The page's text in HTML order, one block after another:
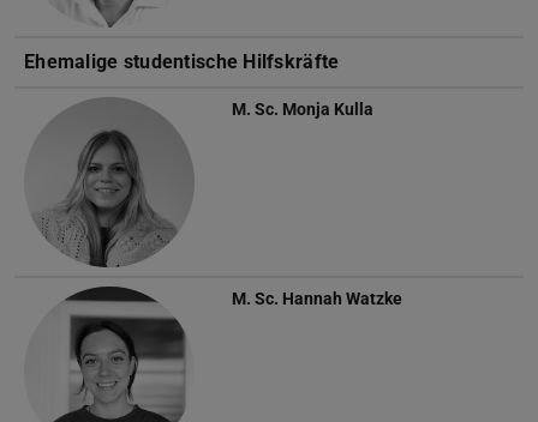
Ehemalige studentische Hilfskräfte
M. Sc. Monja Kulla
M. Sc. Hannah Watzke